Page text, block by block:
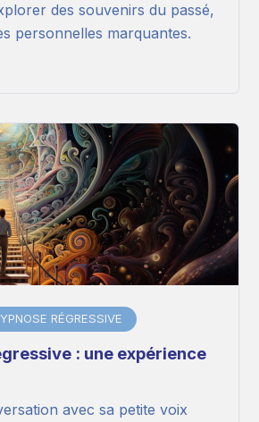
des souvenirs du passé,
personnelles marquantes.
RÉGRESSIVE
: une expérience
avec sa petite voix